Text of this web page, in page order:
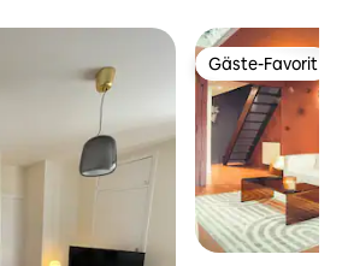
Gäste-Favorit
Gäste-Favorit